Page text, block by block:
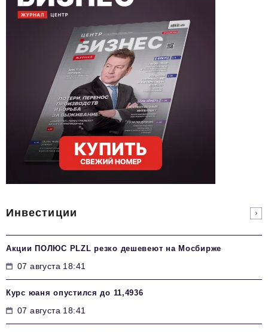
Инвестиции
Акции ПОЛЮС PLZL резко дешевеют на Мосбирже
07 августа 18:41
Курс юаня опустился до 11,4936
07 августа 18:41